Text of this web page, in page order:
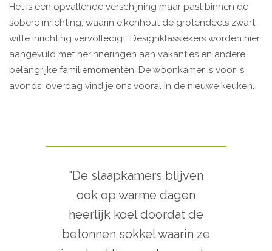
Het is een opvallende verschijning maar past binnen de
sobere inrichting, waarin eikenhout de grotendeels zwart-
witte inrichting vervolledigt. Designklassiekers worden hier
aangevuld met herinneringen aan vakanties en andere
belangrijke familiemomenten. De woonkamer is voor ‘s
avonds, overdag vind je ons vooral in de nieuwe keuken.
"De slaapkamers blijven
ook op warme dagen
heerlijk koel doordat de
betonnen sokkel waarin ze